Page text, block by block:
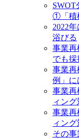
SWOT
①「積
2022
浴びる
事業再
でも
事業
例」に
事業
ィン
事業
ィン
その